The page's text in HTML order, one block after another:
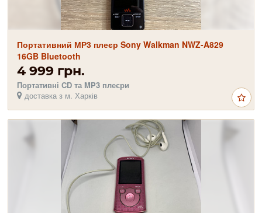
Портативний МР3 плеєр Sony Walkman NWZ-A829
16GB Bluetooth
4 999 грн.
Портативні CD та MP3 плеєри
доставка з м. Харків